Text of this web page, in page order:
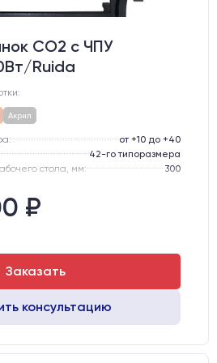
CO2 c ЧПУ
Ruida
Акрил
от +10 до +40
42-го типоразмера
стола, мм:
300
мм:
₽
Заказать
консультацию